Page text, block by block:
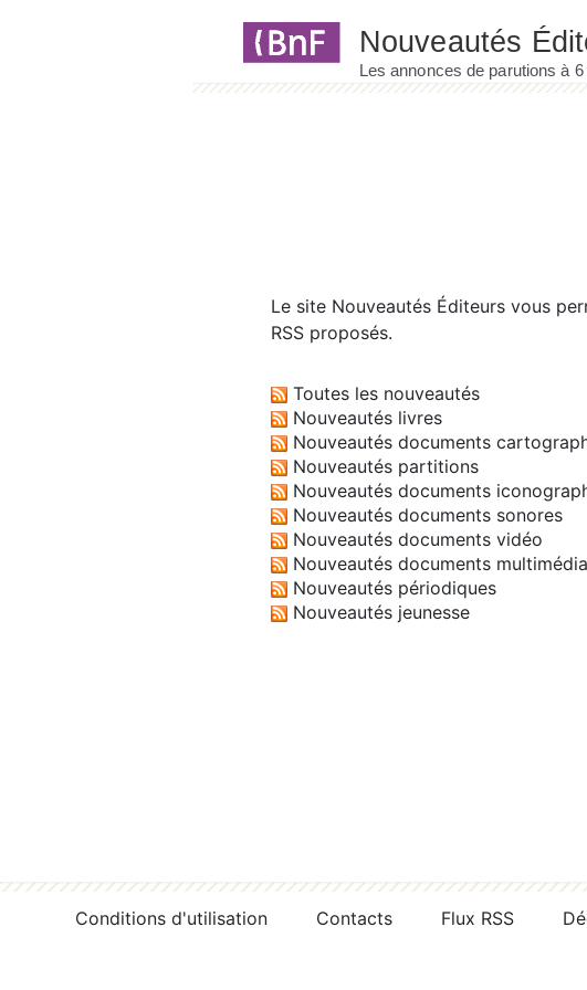
Le site Nouveautés Éditeurs vous
RSS proposés.
Toutes les nouveautés
Nouveautés livres
Nouveautés documents
Nouveautés partitions
Nouveautés documents
Nouveautés documents sonores
Nouveautés documents vidéo
Nouveautés documents multimédia
Nouveautés périodiques
Nouveautés jeunesse
Conditions d'utilisation Contacts Flux RSS